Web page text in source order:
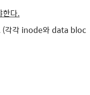
다.
(각각 inode와 data bloc